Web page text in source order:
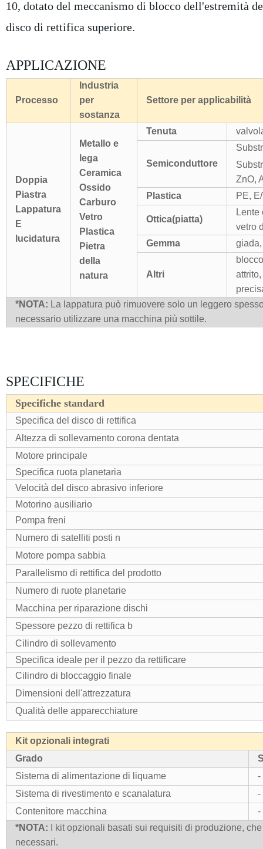
10, dotato del meccanismo di blocco dell'estremità
disco di rettifica superiore.
APPLICAZIONE
Processo
Industria
per
sostanza
Settore per applicabilità
Doppia
Piastra
Lappatura
E
lucidatura
Metallo e
lega
Ceramica
Ossido
Carburo
Vetro
Plastica
Pietra
della
natura
Tenuta
Semiconduttore
ZnO,
Plastica
PE,
Ottica(piatta)
Lente
vetro
Gemma
Altri
*NOTA: La lappatura può rimuovere solo un leggero
necessario utilizzare una macchina più sottile.
SPECIFICHE
Specifiche standard
Specifica del disco di rettifica
Altezza di sollevamento corona dentata
Motore principale
Specifica ruota planetaria
Velocità del disco abrasivo inferiore
Motorino ausiliario
Pompa freni
Numero di satelliti posti n
Motore pompa sabbia
Parallelismo di rettifica del prodotto
Numero di ruote planetarie
Macchina per riparazione dischi
Spessore pezzo di rettifica b
Cilindro di sollevamento
Specifica ideale per il pezzo da rettificare
Cilindro di bloccaggio finale
Dimensioni dell'attrezzatura
Qualità delle apparecchiature
Kit opzionali integrati
Grado
Sistema di alimentazione di liquame
-
Sistema di rivestimento e scanalatura
-
Contenitore macchina
-
*NOTA: I kit opzionali basati sui requisiti di produzione,
necessari.